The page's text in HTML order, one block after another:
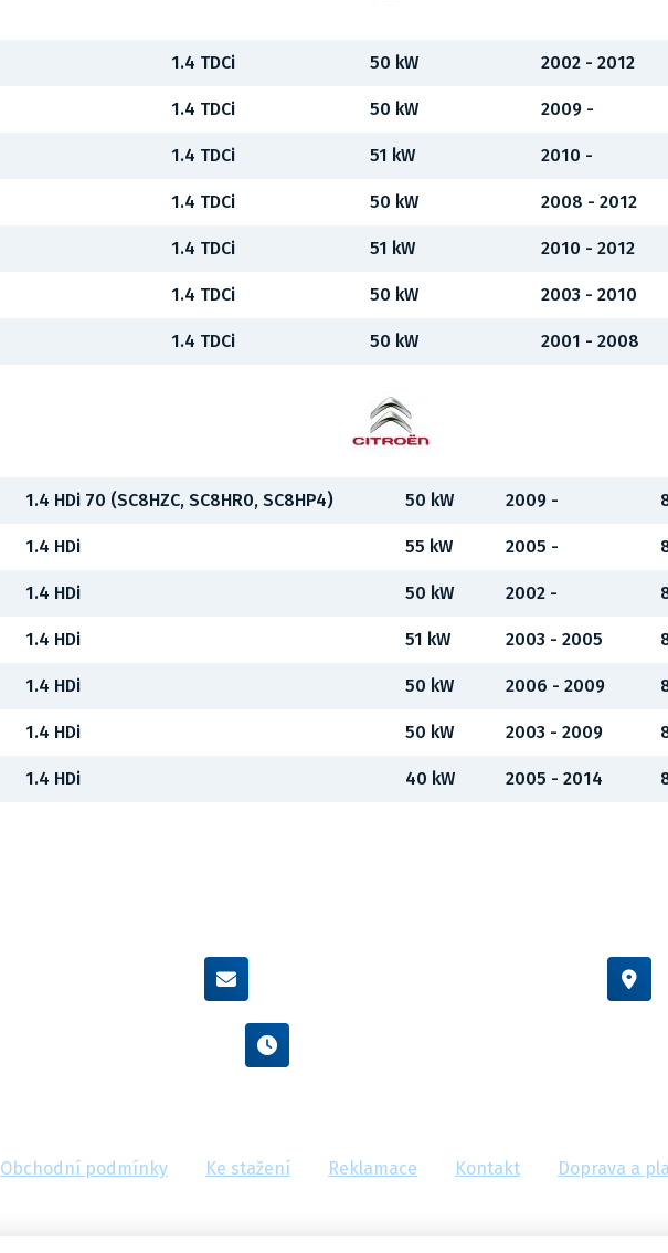
1.4 TDCi 50 kW 2002 - 2012
1.4 TDCi 50 kW 2009 -
1.4 TDCi 51 kW 2010 -
1.4 TDCi 50 kW 2008 - 2012
1.4 TDCi 51 kW 2010 - 2012
1.4 TDCi 50 kW 2003 - 2010
1.4 TDCi 50 kW 2001 - 2008
1.4 HDi 70 (SC8HZC, SC8HR0, SC8HP4) 50 kW 2009 -
1.4 HDi 55 kW 2005 -
1.4 HDi 50 kW 2002 -
1.4 HDi 51 kW 2003 - 2005
1.4 HDi 50 kW 2006 - 2009
1.4 HDi 50 kW 2003 - 2009
1.4 HDi 40 kW 2005 - 2014
Obchodní podmínky Ke stažení Reklamace Kontakt Doprava a